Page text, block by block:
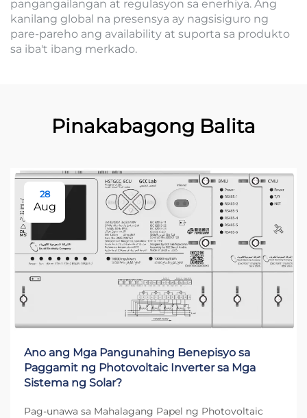
pangangailangan at regulasyon sa enerhiya. Ang
kanilang global na presensya ay nagsisiguro ng
pare-pareho ang availability at suporta sa produkto
sa iba't ibang merkado.
Pinakabagong Balita
28
Aug
Ano ang Mga Pangunahing Benepisyo sa
Paggamit ng Photovoltaic Inverter sa Mga
Sistema ng Solar?
Pag-unawa sa Mahalagang Papel ng Photovoltaic